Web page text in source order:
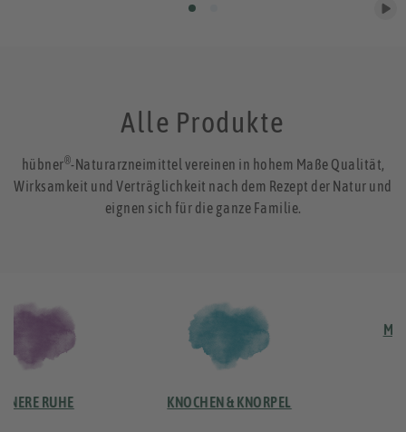
Alle Produkte
hübner®-Naturarzneimittel vereinen in hohem Maße Qualität,
Wirksamkeit und Verträglichkeit nach dem Rezept der Natur und
eignen sich für die ganze Familie.
KNOCHEN & KNORPEL
MAGEN-